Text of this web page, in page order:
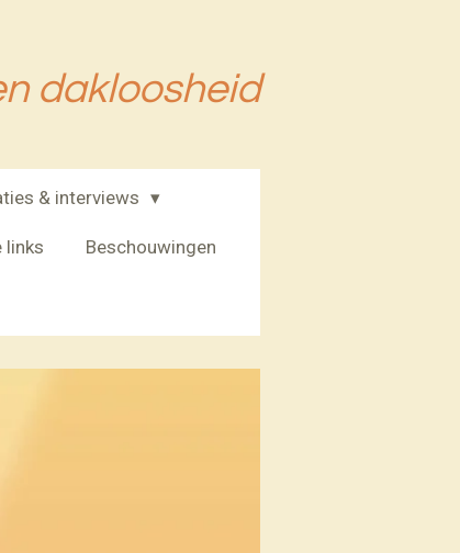
dakloosheid
& interviews
links Beschouwingen